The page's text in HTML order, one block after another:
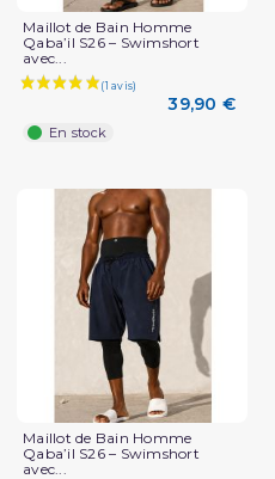
Maillot de Bain Homme
Qaba’il S26 – Swimshort
avec...
39,90 €
En stock
Maillot de Bain Homme
Qaba’il S26 – Swimshort
avec...